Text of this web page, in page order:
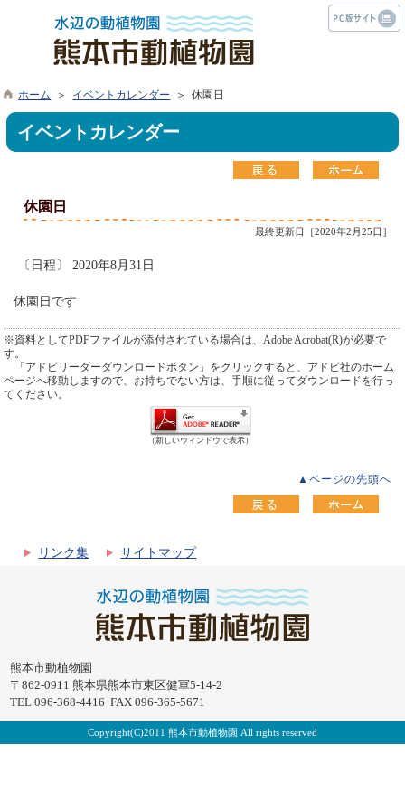
ホーム ＞ イベントカレンダー ＞ 休園日
イベントカレンダー
休園日
最終更新日［2020年2月25日］
〔日程〕 2020年8月31日
休園日です
※資料としてPDFファイルが添付されている場合は、Adobe Acrobat(R)が必要で
す。
「アドビリーダーダウンロードボタン」をクリックすると、アドビ社のホーム
ページへ移動しますので、お持ちでない方は、手順に従ってダウンロードを行っ
てください。
（新しいウィンドウで表示）
▲ページの先頭へ
リンク集 サイトマップ
熊本市動植物園
〒862-0911 熊本県熊本市東区健軍5-14-2
TEL 096-368-4416 FAX 096-365-5671
Copyright(C)2011 熊本市動植物園 All rights reserved